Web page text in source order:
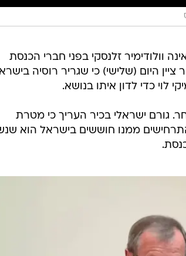
וולודימיר זלנסקי בפני חברי הכנסת
היום (שלישי) כי שגריר רוסיה
לוי כדי לדון איתו בנושא.
גורם ישראלי בכיר העריך כי מטרת
ממנו חוששים בישראל הוא